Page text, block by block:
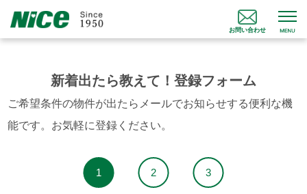
お問い合わせ
新着出たら教えて！登録フォーム
ご希望条件の物件が出たらメールでお知らせする便利な機
能です。お気軽に登録ください。